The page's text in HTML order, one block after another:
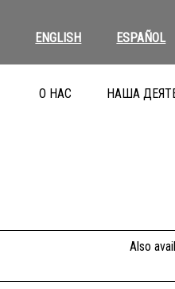
ENGLISH ESPAÑOL
О НАС НАША
Also